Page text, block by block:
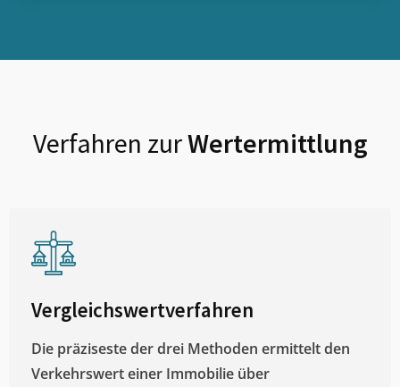
Verfahren zurWertermittlung
Vergleichswertverfahren
Die präziseste der drei Methoden ermittelt den
Verkehrswert einer Immobilie über